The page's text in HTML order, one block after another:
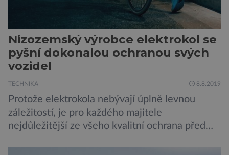
Nizozemský výrobce elektrokol se
pyšní dokonalou ochranou svých
vozidel
TECHNIKA 8.8.2019
Protože elektrokola nebývají úplně levnou
záležitostí, je pro každého majitele
nejdůležitější ze všeho kvalitní ochrana před